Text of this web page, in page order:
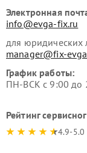
Электронная
info@evga-fix.ru
для юридических
manager@fix-
График работы:
ПН-ВСК с 9:00 до
Рейтинг
4.9-5.0